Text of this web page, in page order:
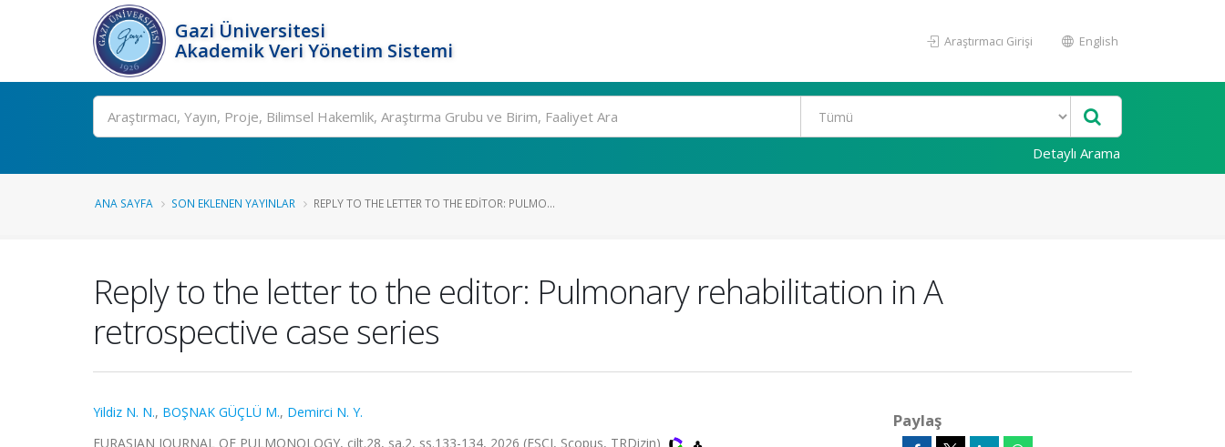
Gazi Üniversitesi
Akademik Veri Yönetim Sistemi
Araştırmacı Girişi English
Ara
Detaylı Arama
ANA SAYFA SON EKLENEN YAYINLAR REPLY TO THE LETTER TO THE EDITOR: PULMO...
Reply to the letter to the editor: Pulmonary rehabilitation in A
retrospective case series
Yildiz N. N., BOŞNAK GÜÇLÜ M., Demirci N. Y.
EURASIAN JOURNAL OF PULMONOLOGY, cilt.28, sa.2, ss.133-134, 2026 (ESCI, Scopus, TRDizin)
Paylaş